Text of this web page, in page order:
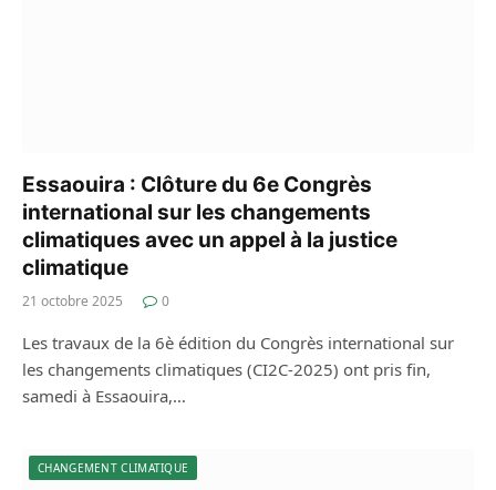
Essaouira : Clôture du 6e Congrès
international sur les changements
climatiques avec un appel à la justice
climatique
21 octobre 2025 0
Les travaux de la 6è édition du Congrès international sur
les changements climatiques (CI2C-2025) ont pris fin,
samedi à Essaouira,…
CHANGEMENT CLIMATIQUE